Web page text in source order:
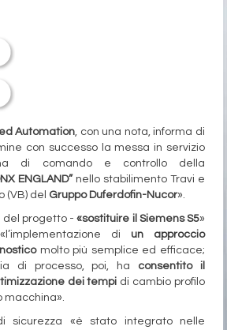
Automation , con una nota, informa di
con successo la messa in servizio
di comando e controllo della
ENGLAND” nello stabilimento Travi e
(VB) del Gruppo Duferdofin-Nucor».
del progetto -«sostituire il Siemens S5»
di un approccio
molto più semplice ed efficace;
di processo, poi, ha consentito il
dei tempi di cambio profilo
macchina».
sicurezza «è stato integrato nelle